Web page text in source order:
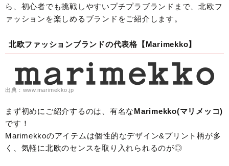
ら、初心者でも挑戦しやすいプチプラブランドまで、北欧フ
ァッションを楽しめるブランドをご紹介します。
北欧ファッションブランドの代表格【Marimekko】
出典：www.marimekko.jp
まず初めにご紹介するのは、有名なMarimekko(マリメッコ)
です！
Marimekkoのアイテムは個性的なデザイン&プリント柄が多
く、気軽に北欧のセンスを取り入れられるのが◎